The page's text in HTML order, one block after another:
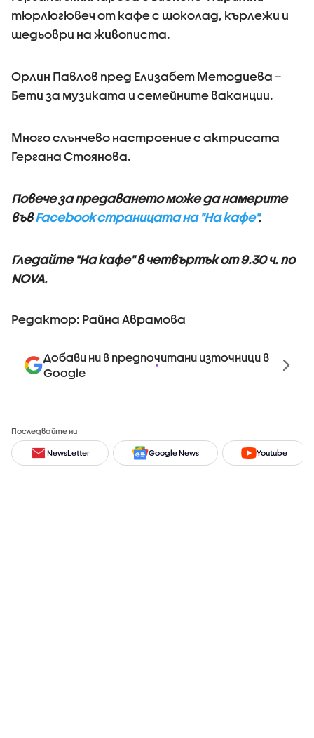
тюрлюгювеч от кафе с шоколад, кърлежи и
шедьоври на живописта.
Орлин Павлов пред Елизабет Методиева –
Бети за музиката и семейните ваканции.
Много слънчево настроение с актрисата
Гергана Стоянова.
Повече за предаването може да намерите
въвFacebook страницата на "На кафе".
Гледайте "На кафе" в четвъртък от 9.30 ч. по
NOVA.
Редактор: Райна Аврамова
Добави ни в предпочитани източници в
Google
Последвайте ни
NewsLetter Google News Youtube